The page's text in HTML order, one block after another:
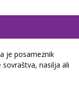
je posameznik
nasilja ali